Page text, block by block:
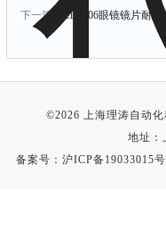
下一篇：
LT-1106眼镜镜片耐
©2026 上海理涛自动
地址：
备案号： 沪ICP备19033015